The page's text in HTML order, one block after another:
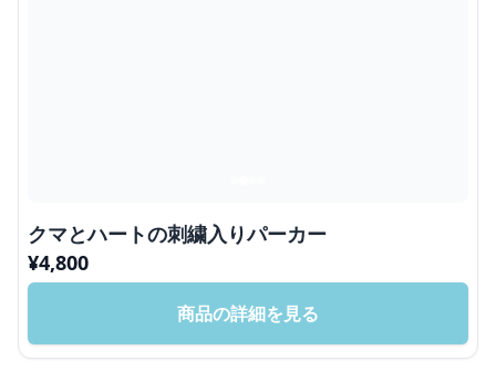
クマとハートの刺繍入りパーカー
¥4,800
商品の詳細を見る